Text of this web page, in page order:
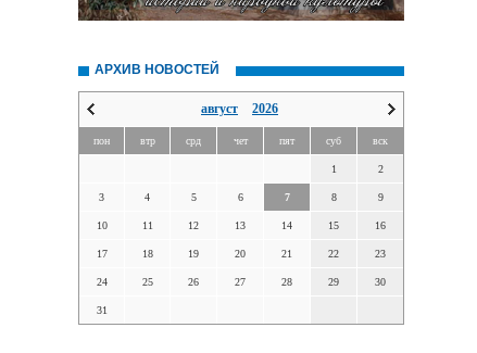
АРХИВ НОВОСТЕЙ
август 2026
пон втр срд чет пят суб вск
1 2
3 4 5 6 7 8 9
10 11 12 13 14 15 16
17 18 19 20 21 22 23
24 25 26 27 28 29 30
31